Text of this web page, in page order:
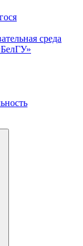
среда